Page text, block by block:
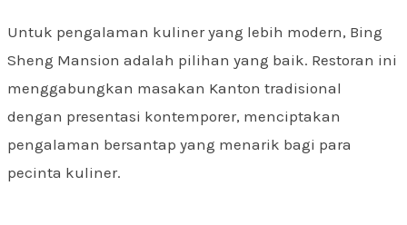
Untuk pengalaman kuliner yang lebih modern, Bing
Sheng Mansion adalah pilihan yang baik. Restoran ini
menggabungkan masakan Kanton tradisional
dengan presentasi kontemporer, menciptakan
pengalaman bersantap yang menarik bagi para
pecinta kuliner.